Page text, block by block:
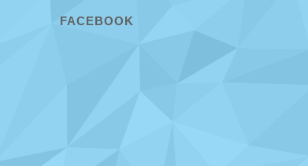
FACEBOOK